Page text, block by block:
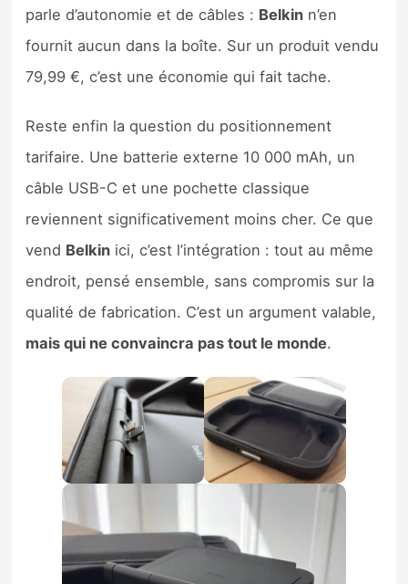
parle d’autonomie et de câbles : Belkin n’en
fournit aucun dans la boîte. Sur un produit vendu
79,99 €, c’est une économie qui fait tache.
Reste enfin la question du positionnement
tarifaire. Une batterie externe 10 000 mAh, un
câble USB-C et une pochette classique
reviennent significativement moins cher. Ce que
vend Belkin ici, c’est l’intégration : tout au même
endroit, pensé ensemble, sans compromis sur la
qualité de fabrication. C’est un argument valable,
mais qui ne convaincra pas tout le monde.